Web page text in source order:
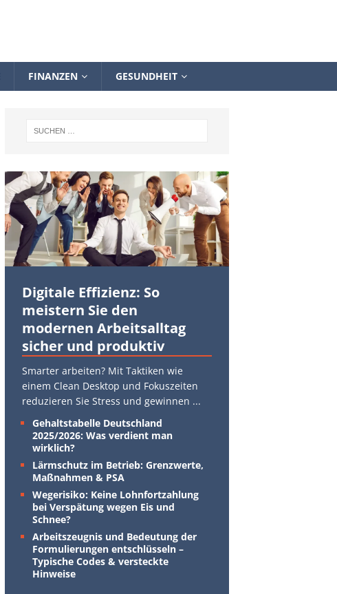
FINANZEN GESUNDHEIT
Digitale Effizienz: So
meistern Sie den
modernen Arbeitsalltag
sicher und produktiv
Smarter arbeiten? Mit Taktiken wie
einem Clean Desktop und Fokuszeiten
reduzieren Sie Stress und gewinnen ...
Gehaltstabelle Deutschland
2025/2026: Was verdient man
wirklich?
Lärmschutz im Betrieb: Grenzwerte,
Maßnahmen & PSA
Wegerisiko: Keine Lohnfortzahlung
bei Verspätung wegen Eis und
Schnee?
Arbeitszeugnis und Bedeutung der
Formulierungen entschlüsseln –
Typische Codes & versteckte
Hinweise